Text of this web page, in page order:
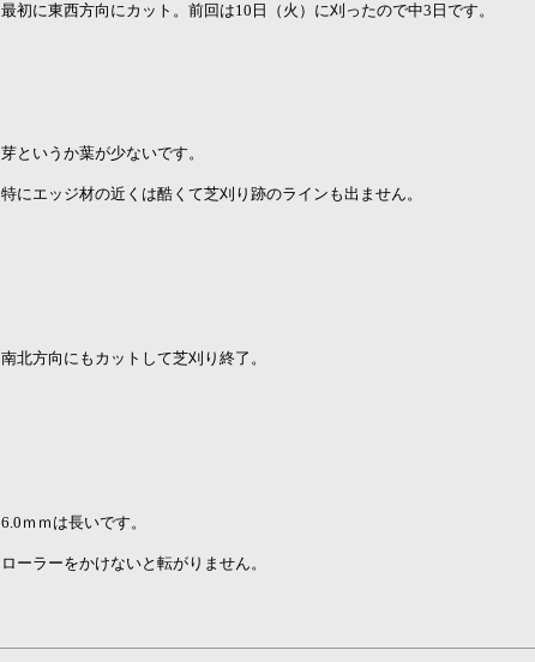
最初に東西方向にカット。前回は10日（火）に刈ったので中3日です。
芽というか葉が少ないです。
特にエッジ材の近くは酷くて芝刈り跡のラインも出ません。
南北方向にもカットして芝刈り終了。
6.0ｍｍは長いです。
ローラーをかけないと転がりません。